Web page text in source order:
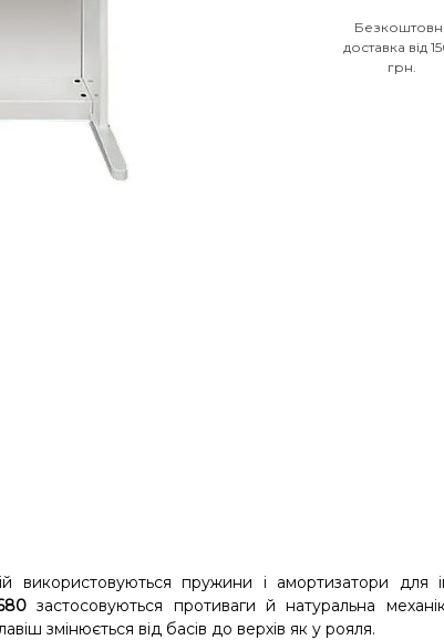
доставка від
грн.
використовуються пружини і амортизатори для
застосовуються противаги й натуральна
змінюється від басів до верхів як у рояля.